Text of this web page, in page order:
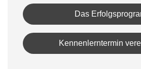
Das
Kennenlerntermin